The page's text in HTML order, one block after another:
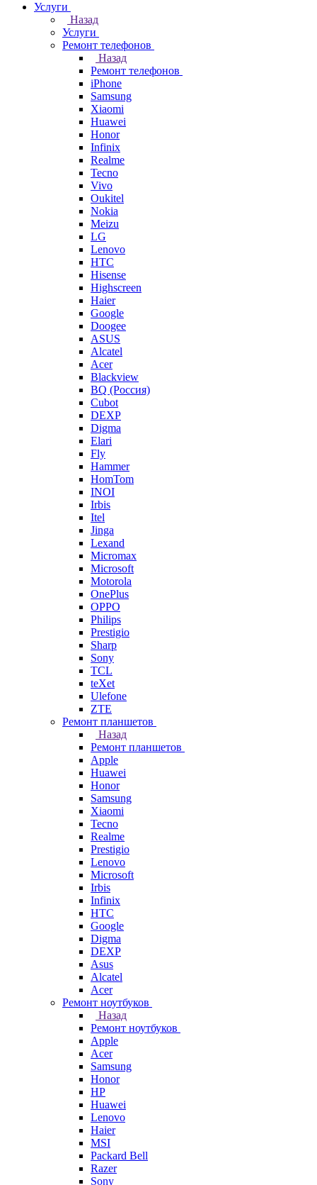
Услуги
Назад
Услуги
Ремонт телефонов
Назад
Ремонт телефонов
iPhone
Samsung
Xiaomi
Huawei
Honor
Infinix
Realme
Tecno
Vivo
Oukitel
Nokia
Meizu
LG
Lenovo
HTC
Hisense
Highscreen
Haier
Google
Doogee
ASUS
Alcatel
Acer
Blackview
BQ (Россия)
Cubot
DEXP
Digma
Elari
Fly
Hammer
HomTom
INOI
Irbis
Itel
Jinga
Lexand
Micromax
Microsoft
Motorola
OnePlus
OPPO
Philips
Prestigio
Sharp
Sony
TCL
teXet
Ulefone
ZTE
Ремонт планшетов
Назад
Ремонт планшетов
Apple
Huawei
Honor
Samsung
Xiaomi
Tecno
Realme
Prestigio
Lenovo
Microsoft
Irbis
Infinix
HTC
Google
Digma
DEXP
Asus
Alcatel
Acer
Ремонт ноутбуков
Назад
Ремонт ноутбуков
Apple
Acer
Samsung
Honor
HP
Huawei
Lenovo
Haier
MSI
Packard Bell
Razer
Sony